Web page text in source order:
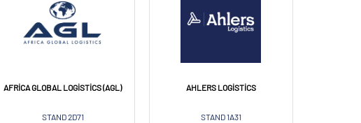
AFRICA GLOBAL LOGISTICS (AGL)
STAND 2D71
AHLERS LOGISTICS
STAND 1A31